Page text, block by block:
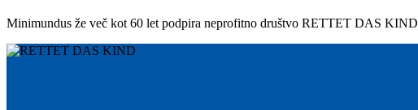
Minimundus že več kot 60 let podpira neprofitno društvo RETTET DAS